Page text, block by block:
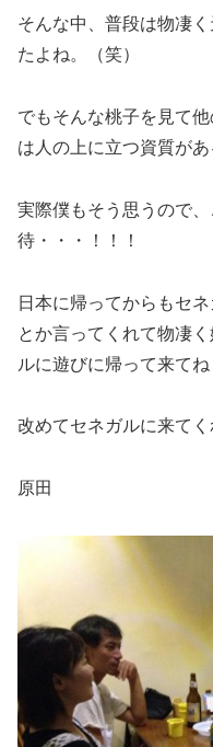
そんな中、普段は物凄
たよね。（笑）
でもそんな桃子を見て
は人の上に立つ資質が
実際僕もそう思うので
待・・・！！！
日本に帰ってからもセ
とか言ってくれて物凄
ルに遊びに帰って来てね
改めてセネガルに来てく
原田